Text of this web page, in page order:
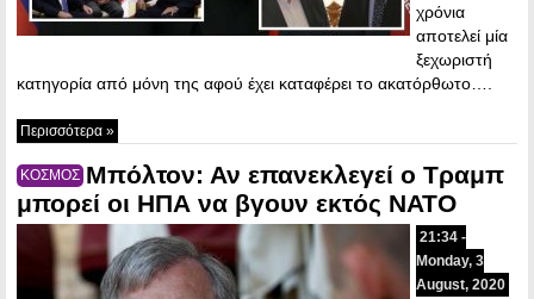
χρόνια
αποτελεί μία
ξεχωριστή
κατηγορία από μόνη της αφού έχει καταφέρει το ακατόρθωτο….
Περισσότερα »
ΚΟΣΜΟΣ Μπόλτον: Αν επανεκλεγεί ο Τραμπ
μπορεί οι ΗΠΑ να βγουν εκτός ΝΑΤΟ
21:34 -
Monday, 3
August, 2020